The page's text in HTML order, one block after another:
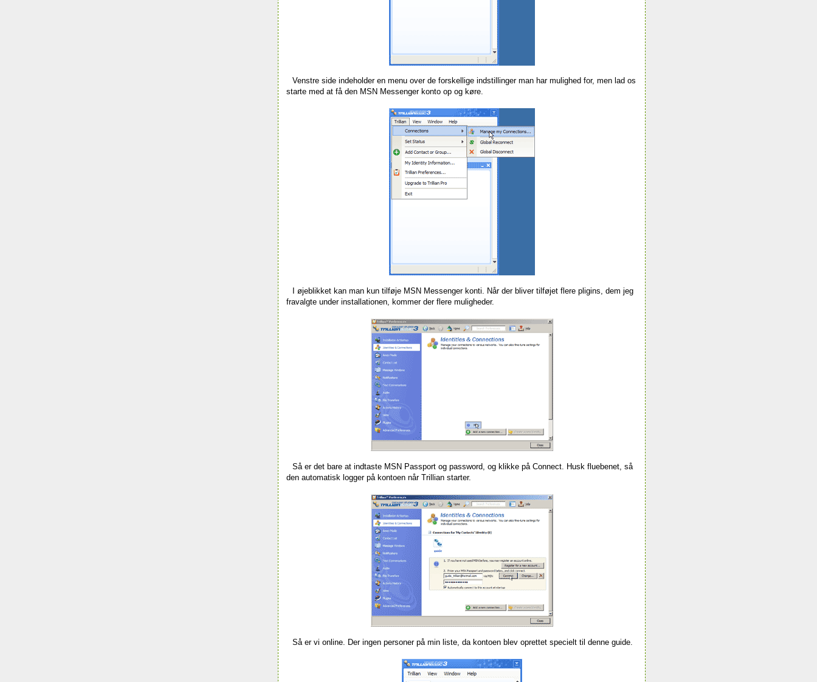
Venstre side indeholder en menu over de forskellige indstillinger man har mulighed for, men lad os
starte med at få den MSN Messenger konto op og køre.
I øjeblikket kan man kun tilføje MSN Messenger konti. Når der bliver tilføjet flere pligins, dem jeg
fravalgte under installationen, kommer der flere muligheder.
Så er det bare at indtaste MSN Passport og password, og klikke på Connect . Husk fluebenet, så
den automatisk logger på kontoen når Trillian starter.
Så er vi online. Der ingen personer på min liste, da kontoen blev oprettet specielt til denne guide.